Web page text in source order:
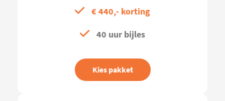
€ 440,- korting
40 uur bijles
Kies pakket